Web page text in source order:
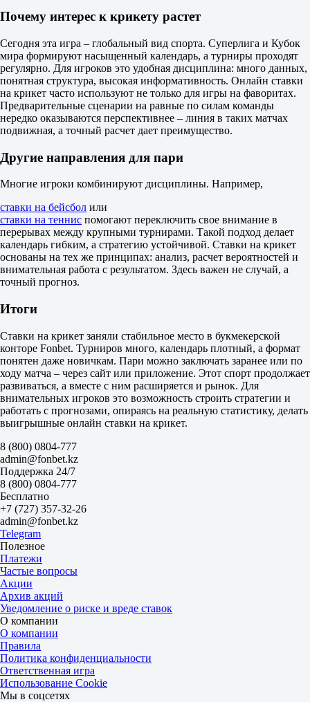
-
Завтра в 00:00
Вест-Индия (srl)
-
Пакистан (srl)
Завтра в 04:00
Австралия (srl)
-
Индия (srl)
ЮАР. SA T20 League. SRL
1
2
Преториа Кэпиталс (srl)
-
Дурбан Супер Джайентс (srl)
Сегодня в 16:00
Ми Кейп Таун (srl)
-
Йобург Супер Кингз (srl)
Сегодня в 23:00
-
Паарл Роялс (srl)
Завтра в 05:00
Дурбан Супер Джайентс (srl)
-
Йобург Супер Кингз (srl)
Завтра в 10:00
Пакистан. Суперлига. SRL
1
2
Мултан Султанс (srl)
-
Пехавар Залми (srl)
Оверы 8.3/20
Лахор Каландерс (srl)
-
Хайдарабад Кингсмен (srl)
Сегодня в 19:00
Мултан Султанс (srl)
-
Исламабад Юнайтед (srl)
Завтра в 01:00
Пехавар Залми (srl)
-
Карачи Кингс (srl)
Завтра в 06:00
Кветта Гладиаторс (srl)
-
Лахор Каландерс (srl)
Завтра в 13:00
Почему интерес к крикету растет
Сегодня эта игра – глобальный вид спорта. Суперлига и Кубок
мира формируют насыщенный календарь, а турниры проходят
регулярно. Для игроков это удобная дисциплина: много данных,
понятная структура, высокая информативность. Онлайн ставки
на крикет часто используют не только для игры на фаворитах.
Предварительные сценарии на равные по силам команды
нередко оказываются перспективнее – линия в таких матчах
подвижная, а точный расчет дает преимущество.
Другие направления для пари
Многие игроки комбинируют дисциплины. Например,
ставки на бейсбол или
ставки на теннис помогают переключить свое внимание в
перерывах между крупными турнирами. Такой подход делает
календарь гибким, а стратегию устойчивой. Ставки на крикет
основаны на тех же принципах: анализ, расчет вероятностей и
внимательная работа с результатом. Здесь важен не случай, а
точный прогноз.
Итоги
Ставки на крикет заняли стабильное место в букмекерской
конторе Fonbet. Турниров много, календарь плотный, а формат
понятен даже новичкам. Пари можно заключать заранее или по
ходу матча – через сайт или приложение. Этот спорт продолжает
развиваться, а вместе с ним расширяется и рынок. Для
внимательных игроков это возможность строить стратегии и
работать с прогнозами, опираясь на реальную статистику, делать
выигрышные онлайн ставки на крикет.
8 (800) 0804-777
admin@fonbet.kz
Поддержка 24/7
8 (800) 0804-777
Бесплатно
+7 (727) 357-32-26
admin@fonbet.kz
Telegram
Полезное
Платежи
Частые вопросы
Акции
Архив акций
Уведомление о риске и вреде ставок
О компании
О компании
Правила
Политика конфиденциальности
Ответственная игра
Использование Cookie
Мы в соцсетях